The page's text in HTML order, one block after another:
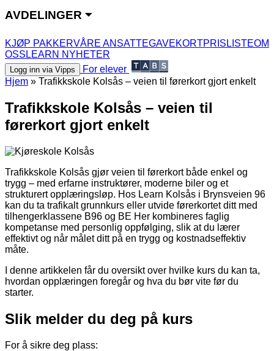
AVDELINGER ⏷
KJØP PAKKERVÅRE ANSATTEGAVEKORTPRISLISTEOM
OSS LEARN NYHETER
Logg inn via Vipps
For elever
Hjem » Trafikkskole Kolsås – veien til førerkort gjort enkelt
Trafikkskole Kolsås – veien til
førerkort gjort enkelt
Trafikkskole Kolsås gjør veien til førerkort både enkel og
trygg – med erfarne instruktører, moderne biler og et
strukturert opplæringsløp. Hos Learn Kolsås i Brynsveien 96
kan du ta trafikalt grunnkurs eller utvide førerkortet ditt med
tilhengerklassene B96 og BE Her kombineres faglig
kompetanse med personlig oppfølging, slik at du lærer
effektivt og når målet ditt på en trygg og kostnadseffektiv
måte.
I denne artikkelen får du oversikt over hvilke kurs du kan ta,
hvordan opplæringen foregår og hva du bør vite før du
starter.
Slik melder du deg på kurs
For å sikre deg plass: